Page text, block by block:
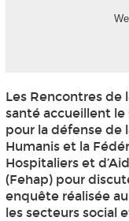
Les Rencontres de
santé accueillent le
pour la défense de
Humanis et la
Hospitaliers et
(Fehap) pour
enquête réalisée
les secteurs social